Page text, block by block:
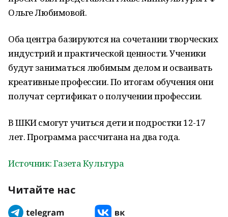
Ольге Любимовой.
Оба центра базируются на сочетании творческих
индустрий и практической ценности. Ученики
будут заниматься любимым делом и осваивать
креативные профессии. По итогам обучения они
получат сертификат о получении профессии.
В ШКИ смогут учиться дети и подростки 12-17
лет. Программа рассчитана на два года.
Источник: Газета Культура
Читайте нас